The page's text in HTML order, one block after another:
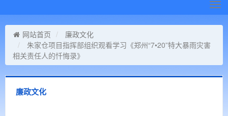
网站首页
廉政文化
朱家仓项目指挥部组织观看学习《郑州“7•20”特大暴雨灾害
相关责任人的忏悔录》
廉政文化